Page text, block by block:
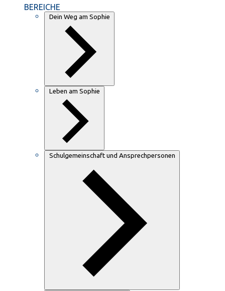
BEREICHE
Dein Weg am Sophie
Leben am Sophie
Schulgemeinschaft und Ansprechpersonen